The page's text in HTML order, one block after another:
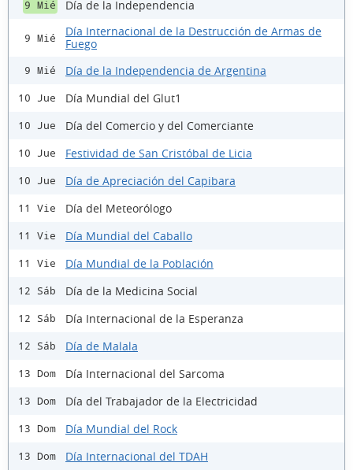
9 Mié Día de la Independencia
9 Mié
Día Internacional de la Destrucción de Armas de
Fuego
9 Mié Día de la Independencia de Argentina
10 Jue Día Mundial del Glut1
10 Jue Día del Comercio y del Comerciante
10 Jue Festividad de San Cristóbal de Licia
10 Jue Día de Apreciación del Capibara
11 Vie Día del Meteorólogo
11 Vie Día Mundial del Caballo
11 Vie Día Mundial de la Población
12 Sáb Día de la Medicina Social
12 Sáb Día Internacional de la Esperanza
12 Sáb Día de Malala
13 Dom Día Internacional del Sarcoma
13 Dom Día del Trabajador de la Electricidad
13 Dom Día Mundial del Rock
13 Dom Día Internacional del TDAH